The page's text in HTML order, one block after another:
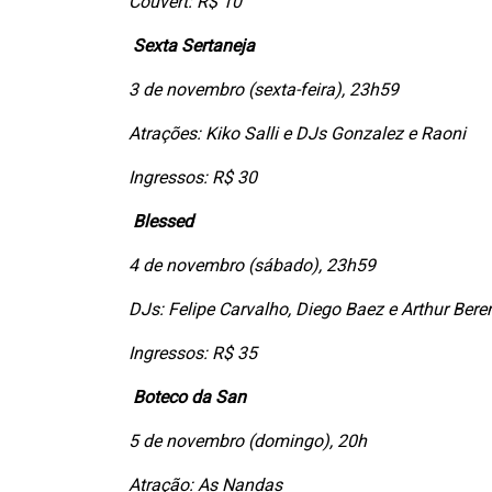
Sexta Sertaneja
3 de novembro (sexta-feira), 23h59
Atrações: Kiko Salli e DJs Gonzalez e Raoni
Ingressos: R$ 30
Blessed
4 de novembro (sábado), 23h59
DJs: Felipe Carvalho, Diego Baez e Arthur
Ingressos: R$ 35
Boteco da San
5 de novembro (domingo), 20h
Atração: As Nandas